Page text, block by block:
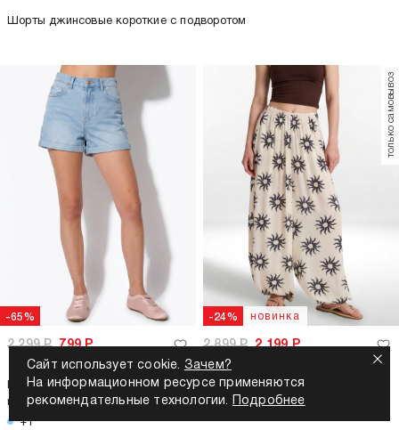
Шорты джинсовые короткие с подворотом
-65%
2 299Р 799Р
Шорты джинсовые летние с
подворотом
+1
-24% новинка
только самовывоз
2 899Р 2 199Р
Брюки алладины летние
Сайт использует cookie. Зачем?
На информационном ресурсе применяются
рекомендательные технологии.
Подробнее